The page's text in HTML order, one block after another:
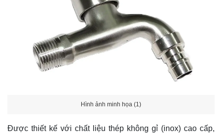
Hình ảnh minh họa (1)
Được thiết kế với chất liệu thép không gỉ (inox) cao cấp,